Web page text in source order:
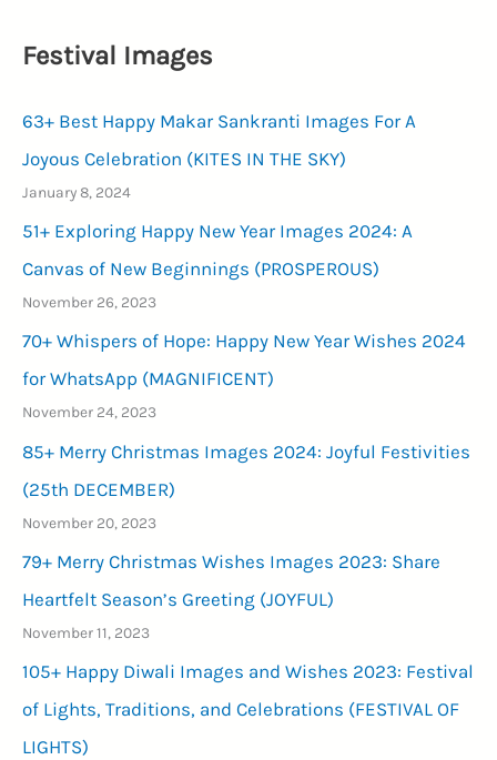
Festival Images
63+ Best Happy Makar Sankranti Images For A
Joyous Celebration (KITES IN THE SKY)
January 8, 2024
51+ Exploring Happy New Year Images 2024: A
Canvas of New Beginnings (PROSPEROUS)
November 26, 2023
70+ Whispers of Hope: Happy New Year Wishes 2024
for WhatsApp (MAGNIFICENT)
November 24, 2023
85+ Merry Christmas Images 2024: Joyful Festivities
(25th DECEMBER)
November 20, 2023
79+ Merry Christmas Wishes Images 2023: Share
Heartfelt Season’s Greeting (JOYFUL)
November 11, 2023
105+ Happy Diwali Images and Wishes 2023: Festival
of Lights, Traditions, and Celebrations (FESTIVAL OF
LIGHTS)